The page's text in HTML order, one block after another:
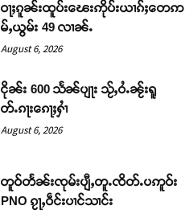
ဝႃႈၵူၼ်းထူပ်းၽေးဢိုပ်းယၢၵ်ႈတေဢ
မ်ႇယွမ်း 49 လၢၼ်ႉ
August 6, 2026
ငိုၼ်း 600 သႅၼ်ပျႃး သႂ်ႇဝႆႉၼႂ်းရူ
တ်ႉၵႃးၵေႃႈႁၢႆ
August 6, 2026
တူဝ်တႅၼ်းၸုမ်းပျီႇတူႉၸိတ်ႉပဢူဝ်း
PNO ၵႂႃႇဝဵင်းပၢင်သၢင်း